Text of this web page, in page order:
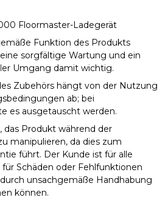
Floormaster-Ladegerät
Funktion des Produkts
sorgfältige Wartung und ein
Umgang damit wichtig.
Zubehörs hängt von der Nutzung
ab; bei
es ausgetauscht werden.
das Produkt während der
manipulieren, da dies zum
führt. Der Kunde ist für alle
Schäden oder Fehlfunktionen
unsachgemäße Handhabung
können.